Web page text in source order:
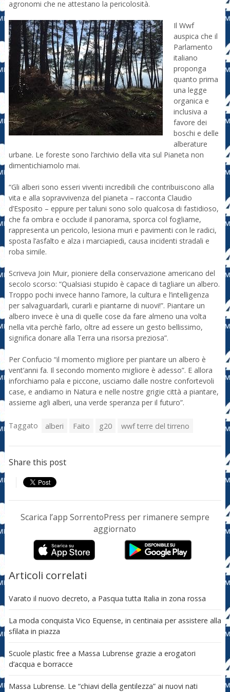
agronomi che ne attestano la pericolosità.
Il Wwf
auspica che il
Parlamento
italiano
proponga
quanto prima
una legge
organica e
inclusiva a
favore dei
boschi e delle
alberature
urbane. Le foreste sono l’archivio della vita sul Pianeta non
dimentichiamolo mai.
“Gli alberi sono esseri viventi incredibili che contribuiscono alla
vita e alla sopravvivenza del pianeta – racconta Claudio
d’Esposito – eppure per taluni sono solo qualcosa di fastidioso,
che fa ombra e occlude il panorama, sporca col fogliame,
rappresenta un pericolo, lesiona muri e pavimenti con le radici,
sposta l’asfalto e alza i marciapiedi, causa incidenti stradali e
roba simile.
Scriveva Join Muir, pioniere della conservazione americano del
secolo scorso: “Qualsiasi stupido è capace di tagliare un albero.
Troppo pochi invece hanno l’amore, la cultura e l’intelligenza
per salvaguardarli, curarli e piantarne di nuovi!”. Piantare un
albero invece è una di quelle cose da fare almeno una volta
nella vita perchè farlo, oltre ad essere un gesto bellissimo,
significa donare alla Terra una risorsa preziosa”.
Per Confucio “il momento migliore per piantare un albero è
vent’anni fa. Il secondo momento migliore è adesso”. E allora
inforchiamo pala e piccone, usciamo dalle nostre confortevoli
case, e andiamo in Natura e nelle nostre grigie città a piantare,
assieme agli alberi, una verde speranza per il futuro”.
Taggato alberi Faito g20 wwf terre del tirreno
Share this post
Scarica l’app SorrentoPress per rimanere sempre
aggiornato
Articoli correlati
Varato il nuovo decreto, a Pasqua tutta Italia in zona rossa
La moda conquista Vico Equense, in centinaia per assistere alla
sfilata in piazza
Scuole plastic free a Massa Lubrense grazie a erogatori
d’acqua e borracce
Massa Lubrense. Le “chiavi della gentilezza” ai nuovi nati